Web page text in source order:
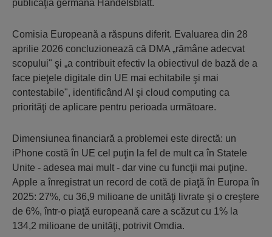
publicaţia germană Handelsblatt.
Comisia Europeană a răspuns diferit. Evaluarea din 28
aprilie 2026 concluzionează că DMA „rămâne adecvat
scopului" şi „a contribuit efectiv la obiectivul de bază de a
face pieţele digitale din UE mai echitabile şi mai
contestabile", identificând AI şi cloud computing ca
priorităţi de aplicare pentru perioada următoare.
Dimensiunea financiară a problemei este directă: un
iPhone costă în UE cel puţin la fel de mult ca în Statele
Unite - adesea mai mult - dar vine cu funcţii mai puţine.
Apple a înregistrat un record de cotă de piaţă în Europa în
2025: 27%, cu 36,9 milioane de unităţi livrate şi o creştere
de 6%, într-o piaţă europeană care a scăzut cu 1% la
134,2 milioane de unităţi, potrivit Omdia.